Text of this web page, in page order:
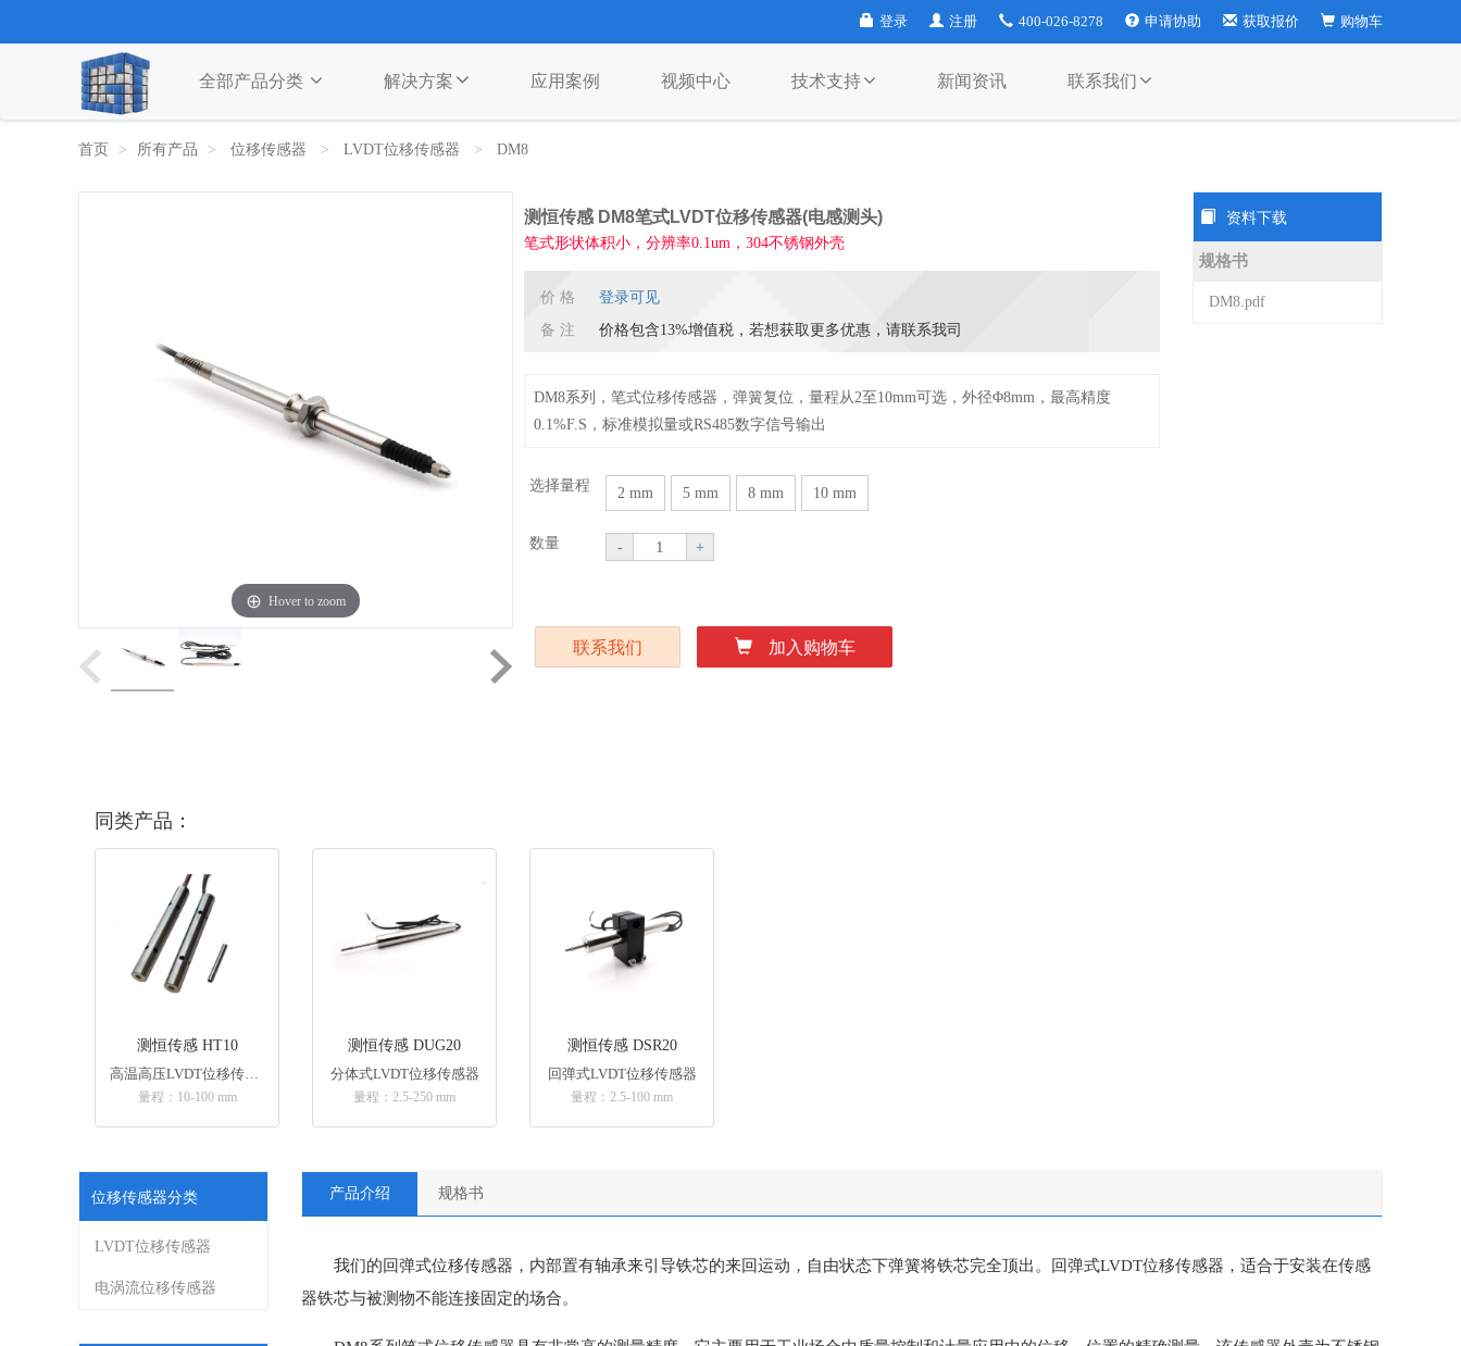
购物车
获取报价
申请协助
400-026-8278
注册
登录
全部产品分类 解决方案 应用案例 视频中心 技术支持 新闻资讯 联系我们
首页 所有产品 位移传感器 LVDT位移传感器 DM8
Hover to zoom
测恒传感 DM8笔式LVDT位移传感器(电感测头)
笔式形状体积小，分辨率0.1um，304不锈钢外壳
价 格
登录可见
备 注
价格包含13%增值税，若想获取更多优惠，请联系我司
DM8系列，笔式位移传感器，弹簧复位，量程从2至10mm可选，外径Φ8mm，最高精度
0.1%F.S，标准模拟量或RS485数字信号输出
选择量程 2 mm 5 mm 8 mm 10 mm
数量 - +
联系我们 加入购物车
资料下载
规格书
DM8.pdf
同类产品：
测恒传感 HT10
高温高压LVDT位移传感器
量程：10-100 mm
测恒传感 DUG20
分体式LVDT位移传感器
量程：2.5-250 mm
测恒传感 DSR20
回弹式LVDT位移传感器
量程：2.5-100 mm
位移传感器分类
LVDT位移传感器
电涡流位移传感器
产品介绍 规格书
我们的回弹式位移传感器，内部置有轴承来引导铁芯的来回运动，自由状态下弹簧将铁芯完全顶出。回弹式LVDT位移传感器，适合于安装在传感
器铁芯与被测物不能连接固定的场合。